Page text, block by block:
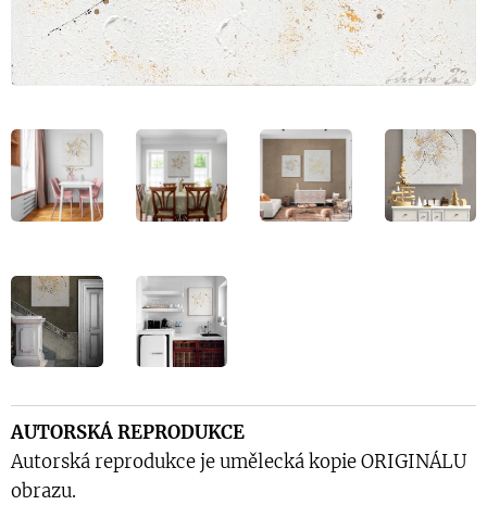
AUTORSKÁ REPRODUKCE
Autorská reprodukce je umělecká kopie ORIGINÁLU
obrazu.